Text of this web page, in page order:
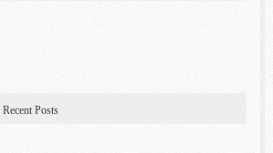
Recent Posts